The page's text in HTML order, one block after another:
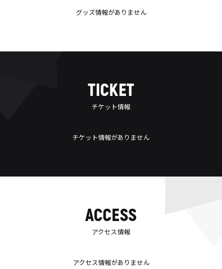
グッズ情報がありません
TICKET
チケット情報
チケット情報がありません
ACCESS
アクセス情報
アクセス情報がありません